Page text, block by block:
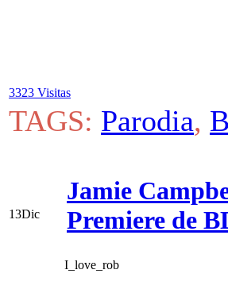
3323 Visitas
TAGS: Parodia,
13Dic
Jamie
Premiere de
I_love_rob